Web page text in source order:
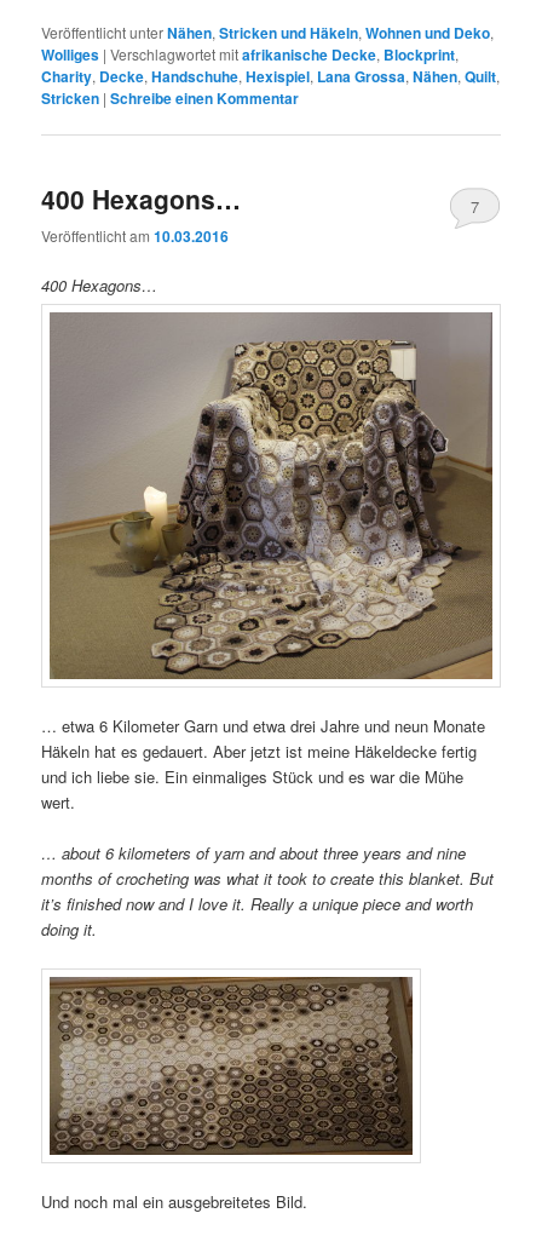
Veröffentlicht unterNähen,Stricken und Häkeln,Wohnen und Deko,
Wolliges |Verschlagwortet mitafrikanische Decke, Blockprint,
Charity, Decke,Handschuhe,Hexispiel, Lana Grossa,Nähen,Quilt,
Stricken |Schreibe einen Kommentar
400 Hexagons…
Veröffentlicht am10.03.2016
7
400 Hexagons…
… etwa 6 Kilometer Garn und etwa drei Jahre und neun Monate
Häkeln hat es gedauert. Aber jetzt ist meine Häkeldecke fertig
und ich liebe sie. Ein einmaliges Stück und es war die Mühe
wert.
… about 6 kilometers of yarn and about three years and nine
months of crocheting was what it took to create this blanket. But
it’s finished now and I love it. Really a unique piece and worth
doing it.
Und noch mal ein ausgebreitetes Bild.